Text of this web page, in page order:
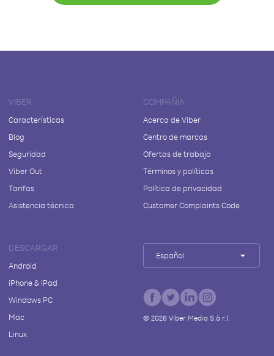
VIBER
Características
Blog
Seguridad
Viber Out
Tarifas
Asistencia técnica
COMPAÑÍA
Acerca de Viber
Centro de marcas
Ofertas de trabajo
Términos y políticas
Política de privacidad
Customer Complaints Code
DESCARGAR
Android
iPhone & iPad
Windows PC
Mac
Linux
Español
© 2026Viber Media S.à r.l.